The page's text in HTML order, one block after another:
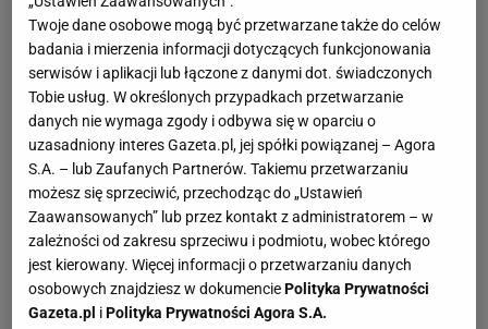
Twoje dane osobowe mogą być przetwarzane także do celów
badania i mierzenia informacji dotyczących funkcjonowania
serwisów i aplikacji lub łączone z danymi dot. świadczonych
Tobie usług. W określonych przypadkach przetwarzanie
danych nie wymaga zgody i odbywa się w oparciu o
uzasadniony interes Gazeta.pl, jej spółki powiązanej – Agora
S.A. – lub Zaufanych Partnerów. Takiemu przetwarzaniu
możesz się sprzeciwić, przechodząc do „Ustawień
Zaawansowanych” lub przez kontakt z administratorem – w
zależności od zakresu sprzeciwu i podmiotu, wobec którego
jest kierowany. Więcej informacji o przetwarzaniu danych
osobowych znajdziesz w dokumenciePolityka Prywatności
Gazeta.pl iPolityka Prywatności Agora S.A.